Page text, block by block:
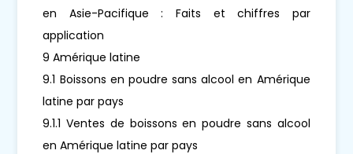
en Asie-Pacifique : Faits et chiffres par
application
9 Amérique latine
9.1 Boissons en poudre sans alcool en Amérique
latine par pays
9.1.1 Ventes de boissons en poudre sans alcool
en Amérique latine par pays